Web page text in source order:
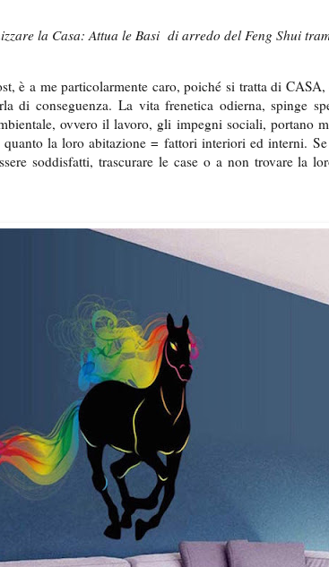
la Casa: Attua le Basi di arredo del Feng Shui
è a me particolarmente caro, poiché si tratta di
di conseguenza.La vita frenetica odierna, spinge
ovvero il lavoro, gli impegni sociali, portano
quanto la loro abitazione = fattori interiori ed interni.
soddisfatti, trascurare le case o a non trovare la